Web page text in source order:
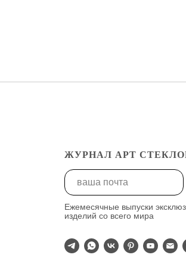
ЖУРНАЛ АРТ
Ежемесячные выпуски
изделий со всего мира